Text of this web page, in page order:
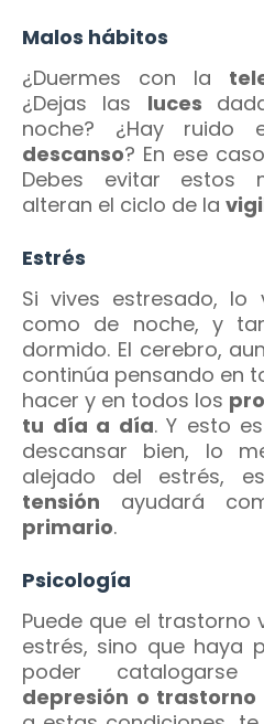
Malos hábitos
¿Duermes con la
¿Dejas las luces
noche? ¿Hay ruido
descanso? En ese
Debes evitar estos
alteran el ciclo de la
Estrés
Si vives estresado,
como de noche, y
dormido. El cerebro,
continúa pensando en
hacer y en todos los
tu día a día. Y esto
descansar bien, lo
alejado del estrés,
tensión ayudará
primario.
Psicología
Puede que el trastorno
estrés, sino que haya
poder
depresión o